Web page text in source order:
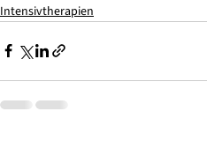
Intensivtherapien